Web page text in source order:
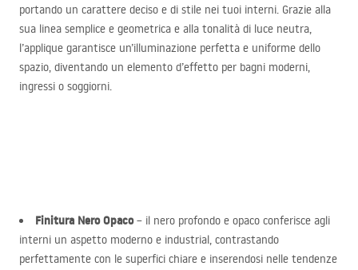
portando un carattere deciso e di stile nei tuoi interni. Grazie alla
sua linea semplice e geometrica e alla tonalità di luce neutra,
l’applique garantisce un’illuminazione perfetta e uniforme dello
spazio, diventando un elemento d’effetto per bagni moderni,
ingressi o soggiorni.
Finitura Nero Opaco– il nero profondo e opaco conferisce agli
interni un aspetto moderno e industrial, contrastando
perfettamente con le superfici chiare e inserendosi nelle tendenze